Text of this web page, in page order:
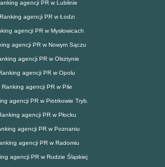
agencji PR w Lublinie
Ranking agencji PR w Łodzi
agencji PR w Mysłowicach
agencji PR w Nowym Sączu
agencji PR w Olsztynie
agencji PR w Opolu
Ranking agencji PR w Pile
agencji PR w Piotrkowie Tryb.
agencji PR w Płocku
agencji PR w Poznaniu
agencji PR w Radomiu
agencji PR w Rudzie Śląskiej